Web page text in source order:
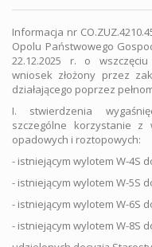
Informacja nr
Opolu Państwowego
22.12.2025 r. o
wniosek złożony przez
działającego poprzez
I. stwierdzenia
szczególne korzystanie z
opadowych i roztopowych:
- istniejącym wylotem W-4S
- istniejącym wylotem W-5S
- istniejącym wylotem W-6S
- istniejącym wylotem W-8S